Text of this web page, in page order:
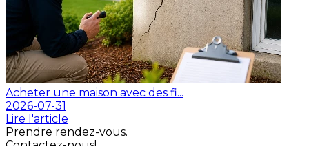
Acheter une maison avec des fi...
2026-07-31
Lire l'article
Prendre rendez-vous.